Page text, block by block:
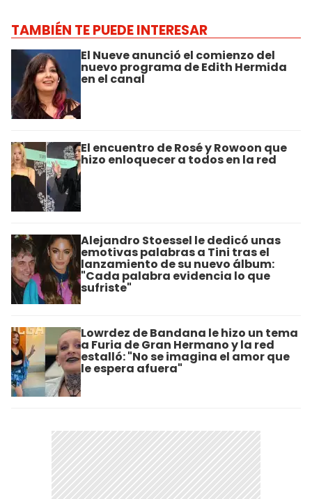
TAMBIÉN TE PUEDE INTERESAR
El Nueve anunció el comienzo del
nuevo programa de Edith Hermida
en el canal
El encuentro de Rosé y Rowoon que
hizo enloquecer a todos en la red
Alejandro Stoessel le dedicó unas
emotivas palabras a Tini tras el
lanzamiento de su nuevo álbum:
"Cada palabra evidencia lo que
sufriste"
Lowrdez de Bandana le hizo un tema
a Furia de Gran Hermano y la red
estalló: "No se imagina el amor que
le espera afuera"